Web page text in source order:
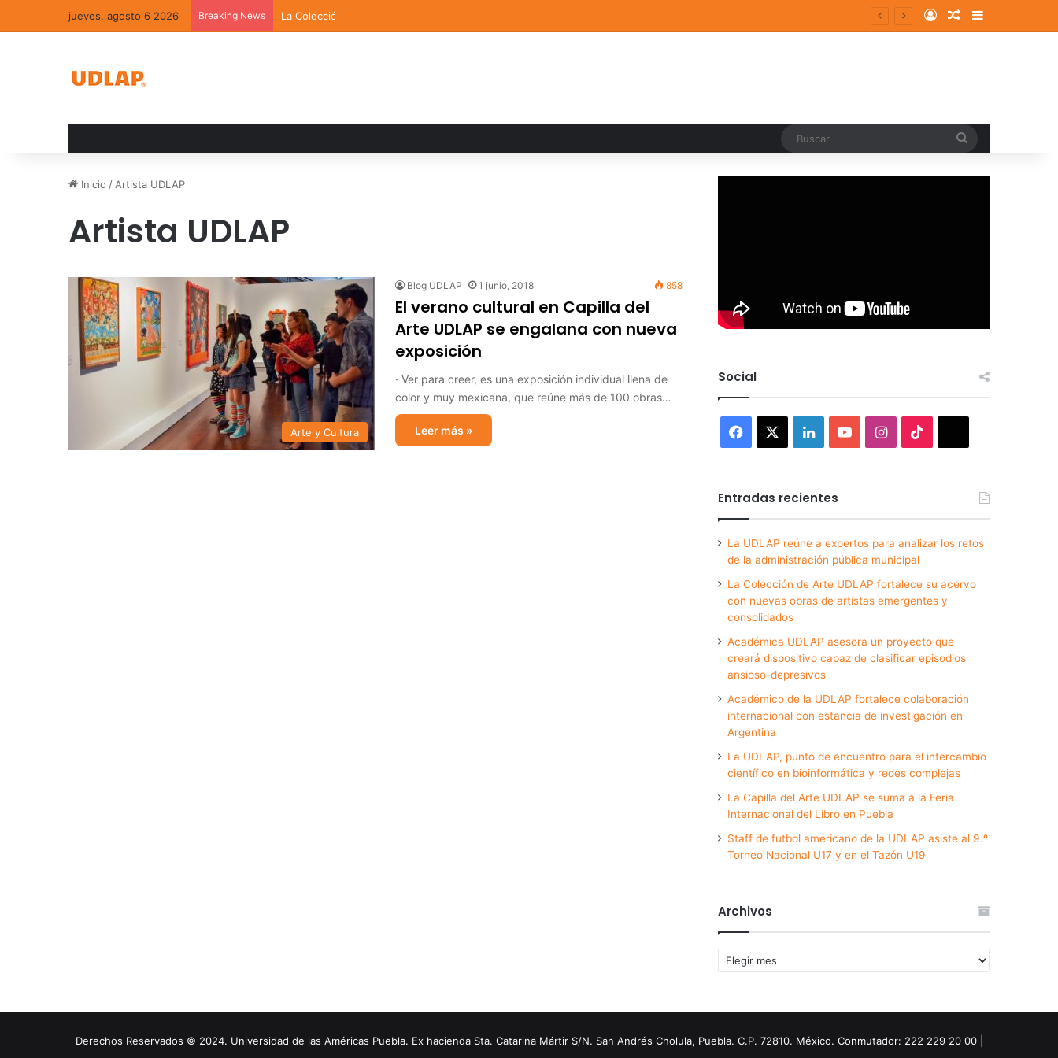
jueves, agosto 6 2026 Breaking News La Colección de Arte UDLAP fortalece su acervo con nuevas obras de artistas emergentes y consolidados Log InRandom Article
Sidebar
Inicio / Artista UDLAP
Artista UDLAP
Arte y Cultura
Blog UDLAP 1 junio, 2018 858
El verano cultural en Capilla del
Arte UDLAP se engalana con nueva
exposición
· Ver para creer, es una exposición individual llena de
color y muy mexicana, que reúne más de 100 obras…
Leer más »
Social
Facebook LinkedInYouTubeInstagram
Entradas recientes
La UDLAP reúne a expertos para analizar los retos
de la administración pública municipal
La Colección de Arte UDLAP fortalece su acervo
con nuevas obras de artistas emergentes y
consolidados
Académica UDLAP asesora un proyecto que
creará dispositivo capaz de clasificar episodios
ansioso-depresivos
Académico de la UDLAP fortalece colaboración
internacional con estancia de investigación en
Argentina
La UDLAP, punto de encuentro para el intercambio
científico en bioinformática y redes complejas
La Capilla del Arte UDLAP se suma a la Feria
Internacional del Libro en Puebla
Staff de futbol americano de la UDLAP asiste al 9.º
Torneo Nacional U17 y en el Tazón U19
Archivos
Archivos
Derechos Reservados © 2024. Universidad de las Américas Puebla. Ex hacienda Sta. Catarina Mártir S/N. San Andrés Cholula, Puebla. C.P. 72810. México. Conmutador: 222 229 20 00 |